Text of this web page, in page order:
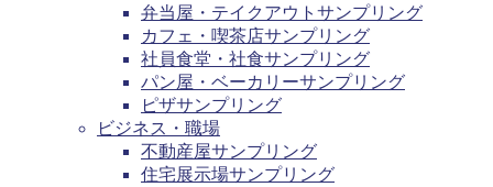
弁当屋・テイクアウトサンプリング
カフェ・喫茶店サンプリング
社員食堂・社食サンプリング
パン屋・ベーカリーサンプリング
ピザサンプリング
ビジネス・職場
不動産屋サンプリング
住宅展示場サンプリング